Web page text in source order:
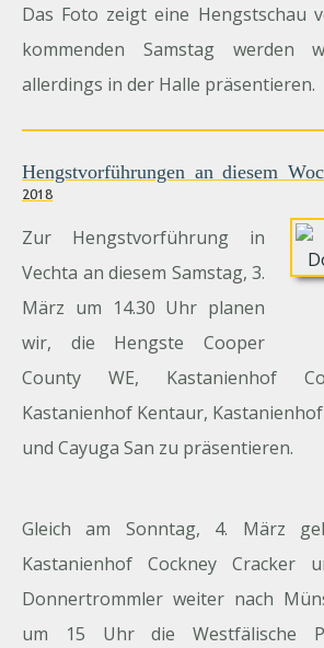
Das Foto zeigt eine Hengstschau
kommenden Samstag werden
allerdings in der Halle präsentieren.
Hengstvorführungen an diesem
2018
Zur Hengstvorführung in
Vechta an diesem Samstag, 3.
März um 14.30 Uhr planen
wir, die Hengste Cooper
County WE, Kastanienhof
Kastanienhof Kentaur,
und Cayuga San zu präsentieren.
Gleich am Sonntag, 4. März
Kastanienhof Cockney Cracker
Donnertrommler weiter nach
um 15 Uhr die Westfälische